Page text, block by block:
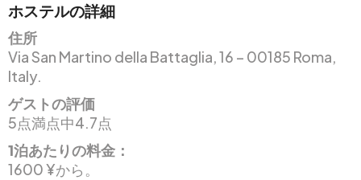
ホステルの詳細
住所
Via San Martino della Battaglia, 16 – 00185 Roma,
Italy.
ゲストの評価
5点満点中4.7点
1泊あたりの料金：
1600 ¥から。